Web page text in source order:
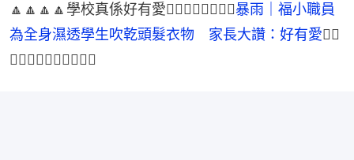
🔼🔼🔼🔼學校真係好有愛👉🏻👉🏻👉🏻👉🏻暴雨｜福小職員
為全身濕透學生吹乾頭髮衣物　家長大讚：好有愛👈🏻
👈🏻👈🏻👈🏻🔼🔼🔼🔼